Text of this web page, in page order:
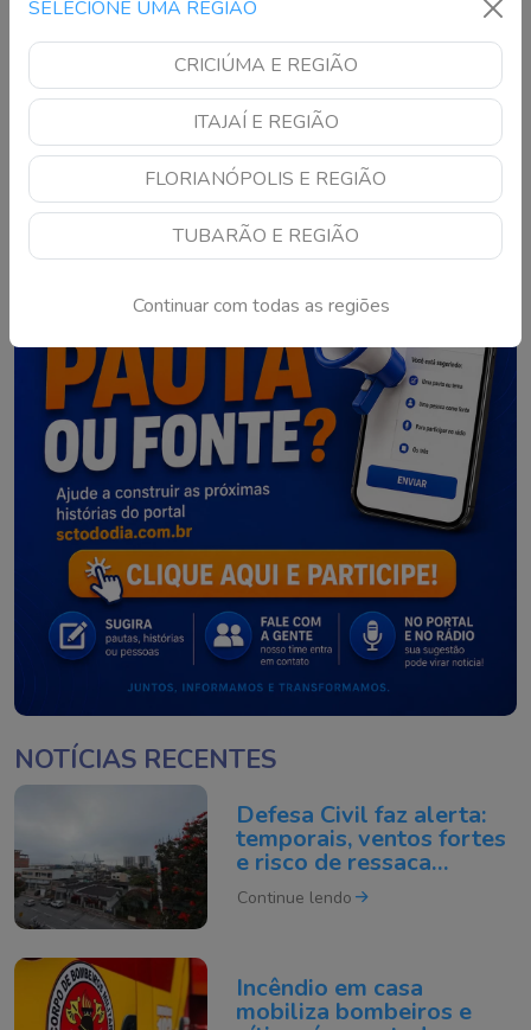
SELECIONE UMA REGIÃO
CRICIÚMA E REGIÃO
ITAJAÍ E REGIÃO
FLORIANÓPOLIS E REGIÃO
TUBARÃO E REGIÃO
Continuar com todas as regiões
1 2 3 4 5 6 … 15
NOTÍCIAS RECENTES
Defesa Civil faz alerta:
temporais, ventos fortes
e risco de ressaca
preocupam em Itajaí
Continue lendo
Incêndio em casa
mobiliza bombeiros e